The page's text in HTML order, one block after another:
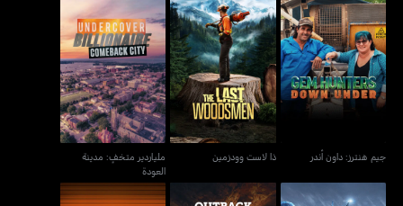
جيم هنترز: داون أندر
جيم هنترز: داون أندر
ذا لاست وودزمين
ذا لاست وودزمين
ملياردير متخفٍ: مدينة
العودة
ملياردير متخفٍ: مدينة
العودة